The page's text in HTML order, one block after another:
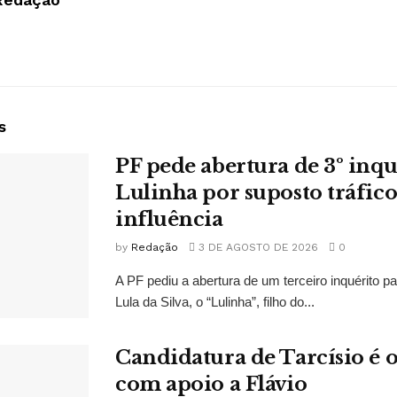
PF pede abertura de 3º
Lulinha por suposto
influência
by Redação 3 DE AGOSTO DE 2026 0
A PF pediu a abertura de um terceiro inquérito
Lula da Silva, o “Lulinha”, filho do...
Candidatura de Tarcísio é
com apoio a Flávio